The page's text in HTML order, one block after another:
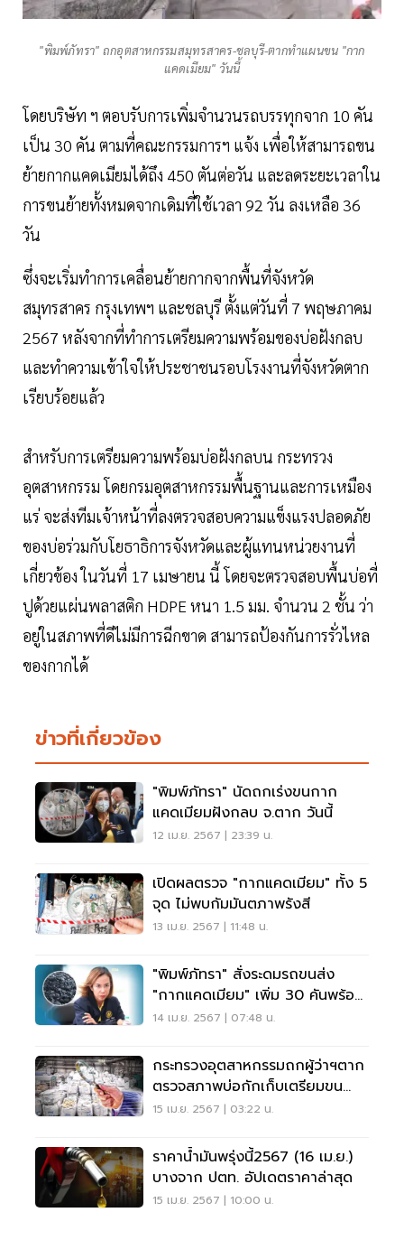
"พิมพ์ภัทรา" ถกอุตสาหกรรมสมุทรสาคร-ชลบุรี-ตากทำแผนขน "กาก
แคดเมียม" วันนี้
โดยบริษัท ฯ ตอบรับการเพิ่มจำนวนรถบรรทุกจาก 10 คัน
เป็น 30 คัน ตามที่คณะกรรมการฯ แจ้ง เพื่อให้สามารถขน
ย้ายกากแคดเมียมได้ถึง 450 ตันต่อวัน และลดระยะเวลาใน
การขนย้ายทั้งหมดจากเดิมที่ใช้เวลา 92 วัน ลงเหลือ 36
วัน
ซึ่งจะเริ่มทำการเคลื่อนย้ายกากจากพื้นที่จังหวัด
สมุทรสาคร กรุงเทพฯ และชลบุรี ตั้งแต่วันที่ 7 พฤษภาคม
2567 หลังจากที่ทำการเตรียมความพร้อมของบ่อฝังกลบ
และทำความเข้าใจให้ประชาชนรอบโรงงานที่จังหวัดตาก
เรียบร้อยแล้ว
สำหรับการเตรียมความพร้อมบ่อฝังกลบน กระทรวง
อุตสาหกรรม โดยกรมอุตสาหกรรมพื้นฐานและการเหมือง
แร่ จะส่งทีมเจ้าหน้าที่ลงตรวจสอบความแข็งแรงปลอดภัย
ของบ่อร่วมกับโยธาธิการจังหวัดและผู้แทนหน่วยงานที่
เกี่ยวข้อง ในวันที่ 17 เมษายน นี้ โดยจะตรวจสอบพื้นบ่อที่
ปูด้วยแผ่นพลาสติก HDPE หนา 1.5 มม. จำนวน 2 ชั้น ว่า
อยู่ในสภาพที่ดีไม่มีการฉีกขาด สามารถป้องกันการรั่วไหล
ของกากได้
ข่าวที่เกี่ยวข้อง
"พิมพ์ภัทรา" นัดถกเร่งขนกาก
แคดเมียมฝังกลบ จ.ตาก วันนี้
12 เม.ย. 2567 | 23:39 น.
เปิดผลตรวจ "กากแคดเมียม" ทั้ง 5
จุด ไม่พบกัมมันตภาพรังสี
13 เม.ย. 2567 | 11:48 น.
"พิมพ์ภัทรา" สั่งระดมรถขนส่ง
"กากแคดเมียม" เพิ่ม 30 คันพร้อม
ระบบติดตาม
14 เม.ย. 2567 | 07:48 น.
กระทรวงอุตสาหกรรมถกผู้ว่าฯตาก
ตรวจสภาพบ่อกักเก็บเตรียมขน
"กากแคดเมียม"
15 เม.ย. 2567 | 03:22 น.
ราคาน้ำมันพรุ่งนี้2567 (16 เม.ย.)
บางจาก ปตท. อัปเดตราคาล่าสุด
15 เม.ย. 2567 | 10:00 น.